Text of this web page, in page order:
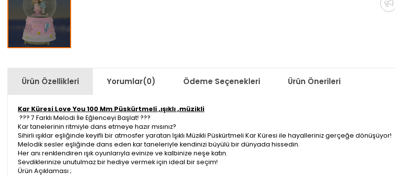
Ürün Özellikleri Yorumlar(0) Ödeme Seçenekleri Ürün Önerileri
Kar Küresi Love You 100 Mm Püskürtmeli ,ışıklı ,müzikli
??? 7 Farklı Melodi İle Eğlenceyi Başlat! ???
Kar tanelerinin ritmiyle dans etmeye hazır mısınız?
Sihirli ışıklar eşliğinde keyifli bir atmosfer yaratan Işıklı Müzikli Püskürtmeli Kar Küresi ile hayalleriniz gerçeğe dönüşüyor!
Melodik sesler eşliğinde dans eden kar taneleriyle kendinizi büyülü bir dünyada hissedin.
Her anı renklendiren ışık oyunlarıyla evinize ve kalbinize neşe katın.
Sevdiklerinize unutulmaz bir hediye vermek için ideal bir seçim!
Ürün Açıklaması ;